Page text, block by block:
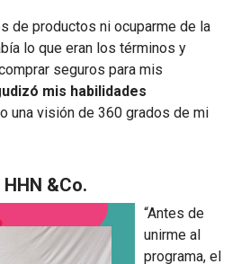
de productos ni ocuparme de la
lo que eran los términos y
seguros para mis
mis habilidades
una visión de 360 grados de mi
&Co.
“Antes de
unirme al
programa, el